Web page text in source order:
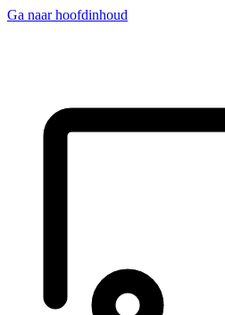
Ga naar hoofdinhoud